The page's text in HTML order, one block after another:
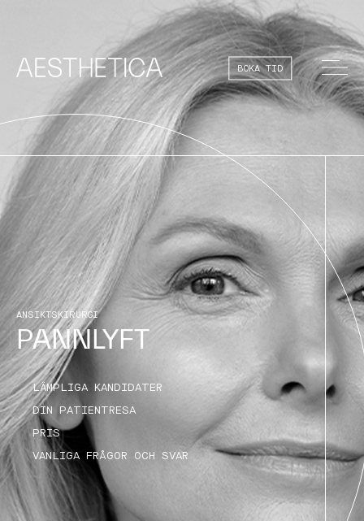
BOKA TID
ANSIKTSKIRURGI
PANNLYFT
LÄMPLIGA KANDIDATER
DIN PATIENTRESA
PRIS
VANLIGA FRÅGOR OCH SVAR